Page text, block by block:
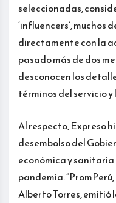
seleccionadas,
‘influencers’, muchos
directamente con la
pasado más de dos
desconocen los
términos del servicio
Al respecto, Expreso
desembolso del
económica y sanitaria
pandemia.
Alberto Torres, emitió